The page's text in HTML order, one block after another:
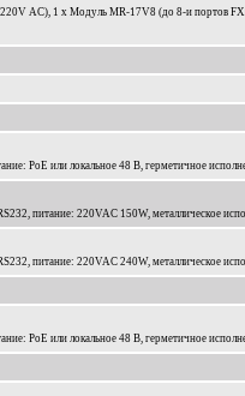
AC), 1 x Модуль MR-17V8 (до 8-и портов
PoE или локальное 48 В, герметичное
питание: 220VAC 150W, металлическое
питание: 220VAC 240W, металлическое
PoE или локальное 48 В, герметичное